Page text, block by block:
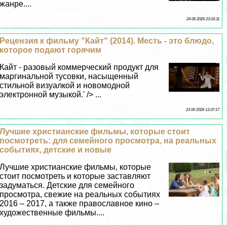
жанре....
24 06 2026 23:16:11
Рецензия к фильму "Кайт" (2014). Месть - это блюдо,
которое подают горячим
Кайт - разовый коммерческий продукт для
маргинальной тусовки, насыщенный
стильной визуалкой и новомодной
электронной музыкой.' /> ...
23 06 2026 13:37:17
Лучшие христианские фильмы, которые стоит
посмотреть: для семейного просмотра, на реальных
событиях, детские и новые
Лучшие христианские фильмы, которые
стоит посмотреть и которые заставляют
задуматься. Детские для семейного
просмотра, свежие на реальных событиях
2016 – 2017, а также православное кино –
художественные фильмы....